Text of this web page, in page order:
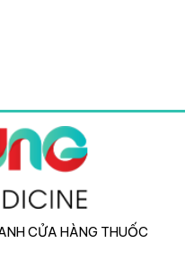
CỬA HÀNG THUỐC